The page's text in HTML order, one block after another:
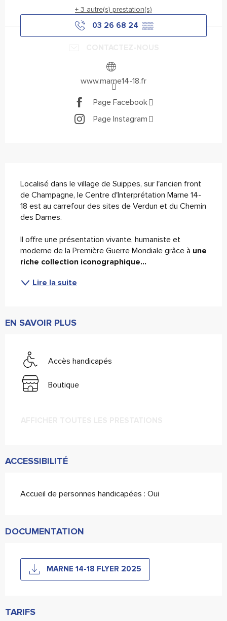
+ 3 autre(s) prestation(s)
03 26 68 24 ▒▒
www.marne14-18.fr
Page Facebook
Page Instagram
Localisé dans le village de Suippes, sur l'ancien front
de Champagne, le Centre d'Interprétation Marne 14-
18 est au carrefour des sites de Verdun et du Chemin
des Dames.
Il offre une présentation vivante, humaniste et
moderne de la Première Guerre Mondiale grâce à une
riche collection iconographique...
Lire la suite
EN SAVOIR PLUS
Accès handicapés
Boutique
ACCESSIBILITÉ
Accueil de personnes handicapées : Oui
DOCUMENTATION
MARNE 14-18 FLYER 2025
TARIFS